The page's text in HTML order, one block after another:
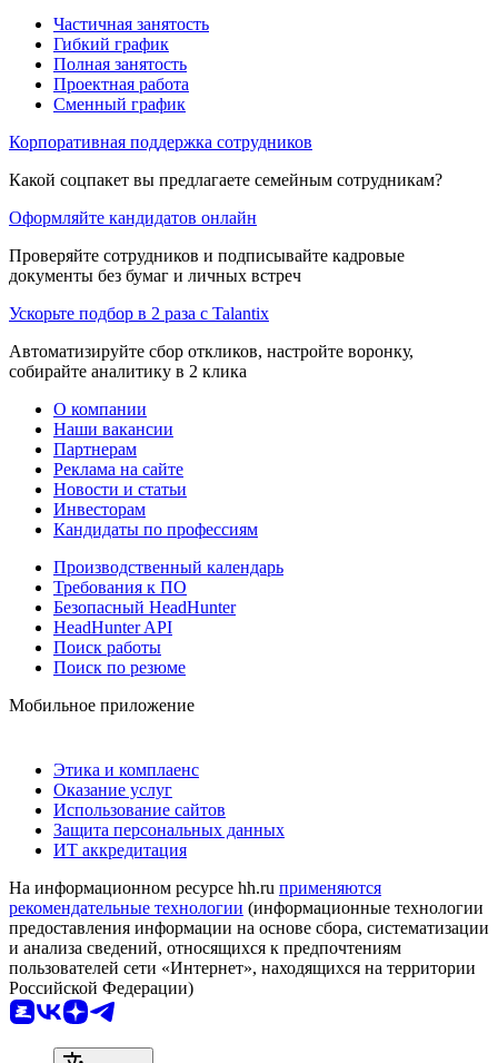
Частичная занятость
Гибкий график
Полная занятость
Проектная работа
Сменный график
Корпоративная поддержка сотрудников
Какой соцпакет вы предлагаете семейным сотрудникам?
Оформляйте кандидатов онлайн
Проверяйте сотрудников и подписывайте кадровые
документы без бумаг и личных встреч
Ускорьте подбор в 2 раза с Talantix
Автоматизируйте сбор откликов, настройте воронку,
собирайте аналитику в 2 клика
О компании
Наши вакансии
Партнерам
Реклама на сайте
Новости и статьи
Инвесторам
Кандидаты по профессиям
Производственный календарь
Требования к ПО
Безопасный HeadHunter
HeadHunter API
Поиск работы
Поиск по резюме
Мобильное приложение
Этика и комплаенс
Оказание услуг
Использование сайтов
Защита персональных данных
ИТ аккредитация
На информационном ресурсе hh.ru применяются
рекомендательные технологии (информационные технологии
предоставления информации на основе сбора, систематизации
и анализа сведений, относящихся к предпочтениям
пользователей сети «Интернет», находящихся на территории
Российской Федерации)